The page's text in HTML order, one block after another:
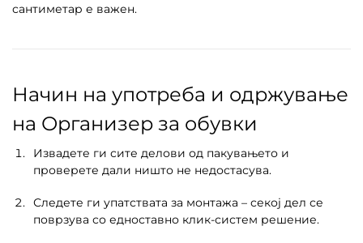
сантиметар е важен.
Начин на употреба и одржување
на Организер за обувки
Извадете ги сите делови од пакувањето и
проверете дали ништо не недостасува.
Следете ги упатствата за монтажа – секој дел се
поврзува со едноставно клик-систем решение.